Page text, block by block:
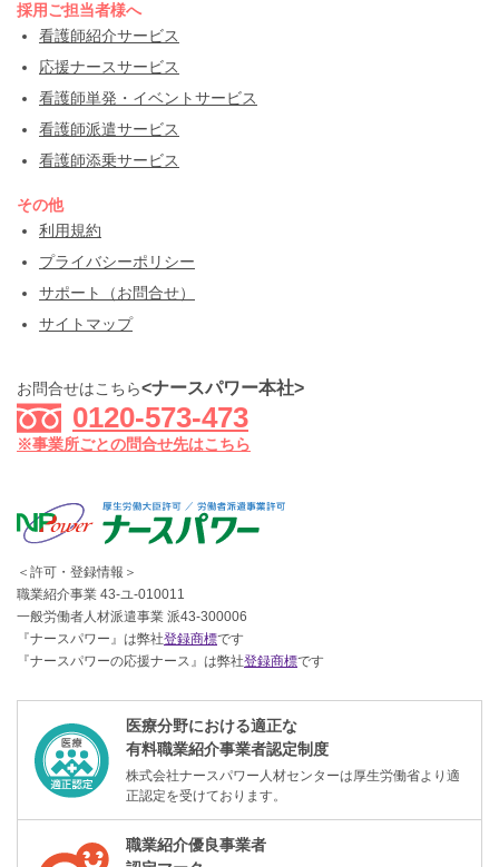
採用ご担当者様へ
看護師紹介サービス
応援ナースサービス
看護師単発・イベントサービス
看護師派遣サービス
看護師添乗サービス
その他
利用規約
プライバシーポリシー
サポート（お問合せ）
サイトマップ
お問合せはこちら<ナースパワー本社>
0120-573-473
※事業所ごとの問合せ先はこちら
＜許可・登録情報＞
職業紹介事業 43-ユ-010011
一般労働者人材派遣事業 派43-300006
『ナースパワー』は弊社登録商標です
『ナースパワーの応援ナース』は弊社登録商標です
医療分野における適正な
有料職業紹介事業者認定制度
株式会社ナースパワー人材センターは厚生労働省より適
正認定を受けております。
職業紹介優良事業者